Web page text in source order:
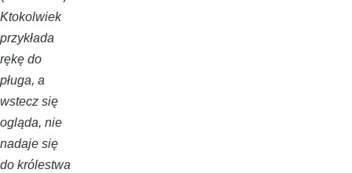
Ktokolwiek
przykłada
rękę do
pługa, a
wstecz się
ogląda, nie
nadaje się
do królestwa